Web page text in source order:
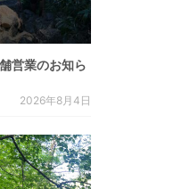
営業のお知ら
2026年8月4日